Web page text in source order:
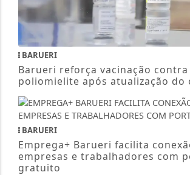
BARUERI
Barueri reforça vacinação contra
poliomielite após atualização do
BARUERI
Emprega+ Barueri facilita
empresas e trabalhadores com
gratuito